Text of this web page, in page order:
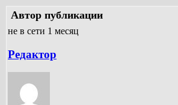
Автор публикации
не в сети 1 месяц
Редактор